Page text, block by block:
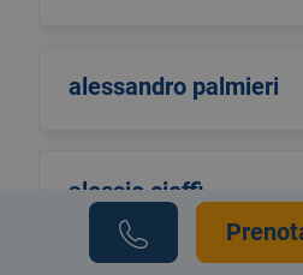
alessandro palmieri
alessio cioffi